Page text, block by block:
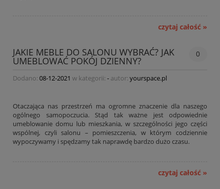
czytaj całość »
JAKIE MEBLE DO SALONU WYBRAĆ? JAK
UMEBLOWAĆ POKÓJ DZIENNY?
0
Dodano: 08-12-2021 w kategorii: - autor: yourspace.pl
Otaczająca nas przestrzeń ma ogromne znaczenie dla naszego
ogólnego samopoczucia. Stąd tak ważne jest odpowiednie
umeblowanie domu lub mieszkania, w szczególności jego części
wspólnej, czyli salonu – pomieszczenia, w którym codziennie
wypoczywamy i spędzamy tak naprawdę bardzo dużo czasu.
czytaj całość »